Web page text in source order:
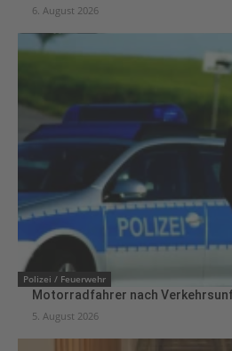
6. August 2026
Polizei / Feuerwehr
Motorradfahrer nach
5. August 2026